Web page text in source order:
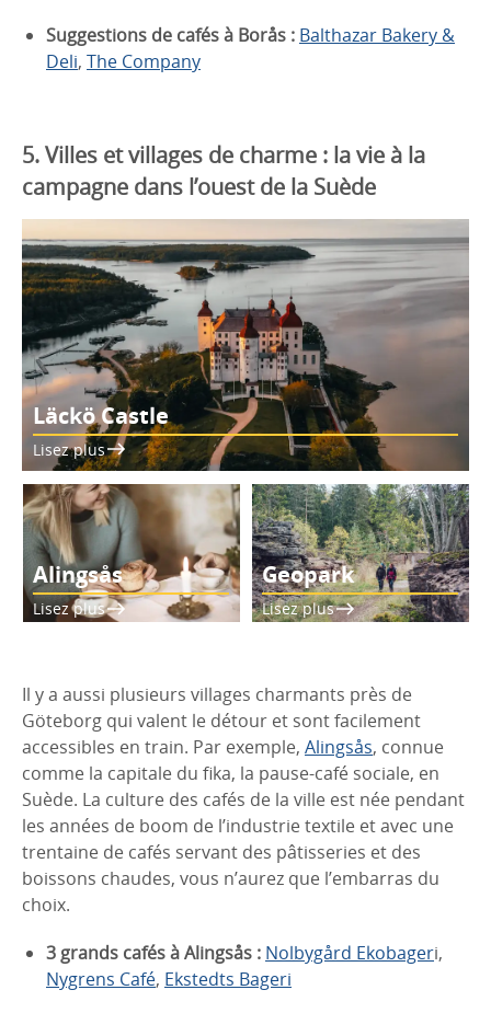
Suggestions de cafés à Borås : Balthazar Bakery &
Deli, The Company
5. Villes et villages de charme : la vie à la
campagne dans l’ouest de la Suède
Läckö Castle
Lisez plus
Alingsås
Lisez plus
Geopark
Lisez plus
Il y a aussi plusieurs villages charmants près de
Göteborg qui valent le détour et sont facilement
accessibles en train. Par exemple, Alingsås, connue
comme la capitale du fika, la pause-café sociale, en
Suède. La culture des cafés de la ville est née pendant
les années de boom de l’industrie textile et avec une
trentaine de cafés servant des pâtisseries et des
boissons chaudes, vous n’aurez que l’embarras du
choix.
3 grands cafés à Alingsås : Nolbygård Ekobageri,
Nygrens Café, Ekstedts Bageri